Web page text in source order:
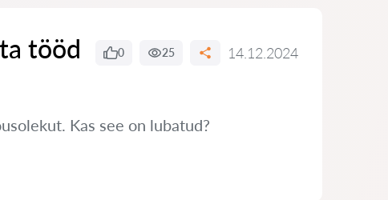
tööd
0 25 14.12.2024
Kas see on lubatud?